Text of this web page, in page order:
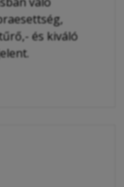
és kiváló